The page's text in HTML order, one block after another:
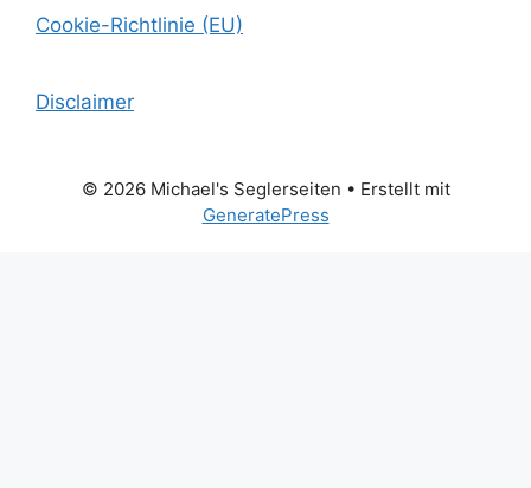
Cookie-Richtlinie (EU)
Disclaimer
© 2026 Michael's Seglerseiten • Erstellt mit
GeneratePress